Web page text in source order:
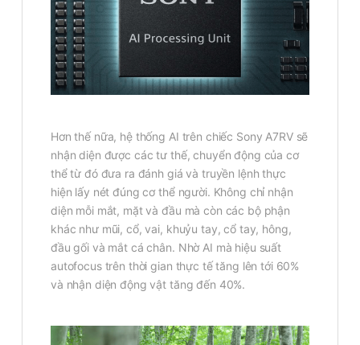
Hơn thế nữa, hệ thống AI trên chiếc Sony A7RV sẽ
nhận diện được các tư thế, chuyển động của cơ
thể từ đó đưa ra đánh giá và truyền lệnh thực
hiện lấy nét đúng cơ thể người. Không chỉ nhận
diện mỗi mắt, mặt và đầu mà còn các bộ phận
khác như mũi, cổ, vai, khuỷu tay, cổ tay, hông,
đầu gối và mắt cá chân. Nhờ AI mà hiệu suất
autofocus trên thời gian thực tế tăng lên tới 60%
và nhận diện động vật tăng đến 40%.